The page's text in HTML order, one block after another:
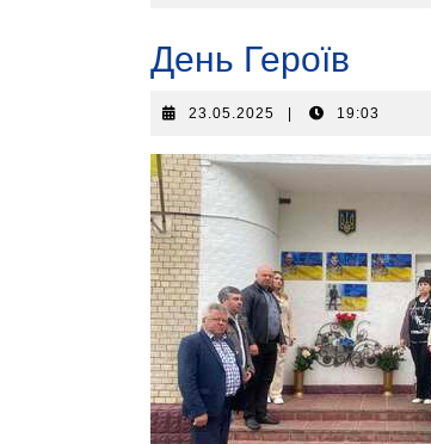
День Героїв
23.05.2025 19:03